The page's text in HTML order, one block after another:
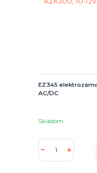
EZ345
AC/DC
Skladom